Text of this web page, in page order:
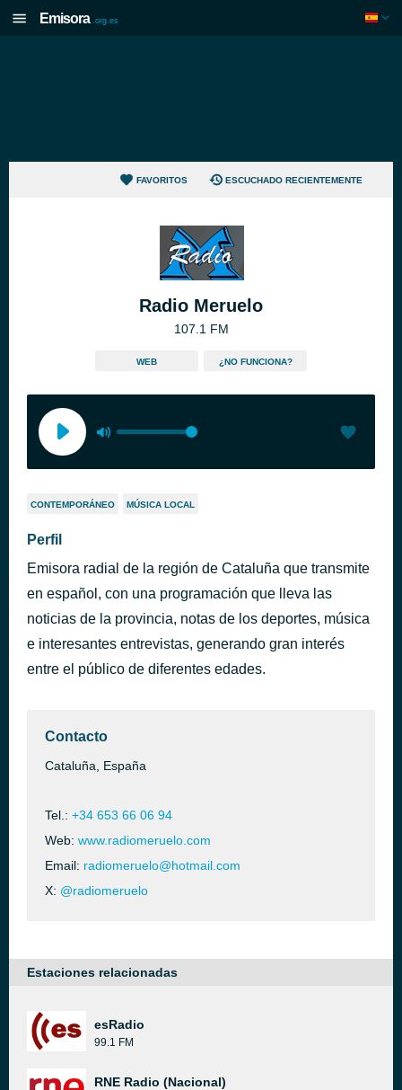
Emisora .org.es
FAVORITOS ESCUCHADO RECIENTEMENTE
Radio Meruelo
107.1 FM
WEB ¿NO FUNCIONA?
CONTEMPORÁNEO MÚSICA LOCAL
Perfil
Emisora radial de la región de Cataluña que transmite
en español, con una programación que lleva las
noticias de la provincia, notas de los deportes, música
e interesantes entrevistas, generando gran interés
entre el público de diferentes edades.
Contacto
Cataluña, España
Tel.: +34 653 66 06 94
Web: www.radiomeruelo.com
Email: radiomeruelo@hotmail.com
X: @radiomeruelo
Estaciones relacionadas
esRadio
99.1 FM
RNE Radio (Nacional)